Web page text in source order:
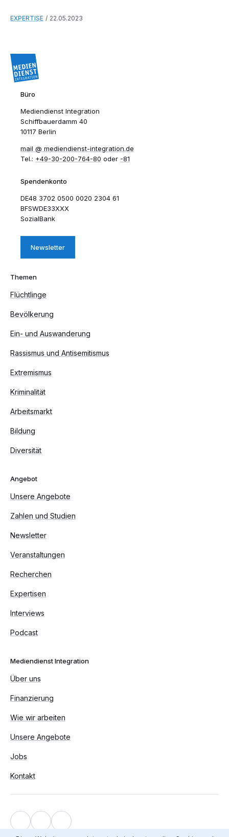
EXPERTISE 22.05.2023
Büro
Mediendienst Integration
Schiffbauerdamm 40
10117 Berlin
mail​
mediendienst-integration.de
Tel.: +49-30-200-764-80 oder -81
Spendenkonto
DE48 3702 0500 0020 2304 61
BFSWDE33XXX
SozialBank
Newsletter
Themen
Flüchtlinge
Bevölkerung
Ein- und Auswanderung
Rassismus und Antisemitismus
Extremismus
Kriminalität
Arbeitsmarkt
Bildung
Diversität
Angebot
Unsere Angebote
Zahlen und Studien
Newsletter
Veranstaltungen
Recherchen
Expertisen
Interviews
Podcast
Mediendienst Integration
Über uns
Finanzierung
Wie wir arbeiten
Unsere Angebote
Jobs
Kontakt